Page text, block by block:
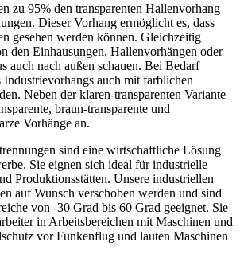
zu 95% den transparenten Hallenvorhang
Dieser Vorhang ermöglicht es, dass
gesehen werden können. Gleichzeitig
den Einhausungen, Hallenvorhängen oder
auch nach außen schauen. Bei Bedarf
auch mit farblichen
Neben der klaren-transparenten Variante
braun-transparente und
Vorhänge an.
sind eine wirtschaftliche Lösung
Sie eignen sich ideal für industrielle
Produktionsstätten. Unsere industriellen
auf Wunsch verschoben werden und sind
von -30 Grad bis 60 Grad geeignet. Sie
in Arbeitsbereichen mit Maschinen und
vor Funkenflug und lauten Maschinen